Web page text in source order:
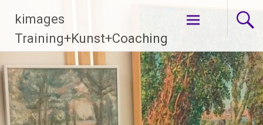
Inhalt
springen
kimages
Training+Kunst+Coaching